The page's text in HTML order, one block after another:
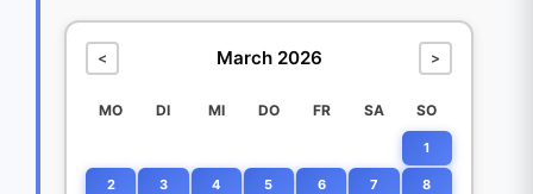
< March 2026 >
MO DI MI DO FR SA SO
1
2 3 4 5 6 7 8